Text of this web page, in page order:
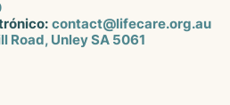
contact@lifecare.org.au
Road, Unley SA 5061